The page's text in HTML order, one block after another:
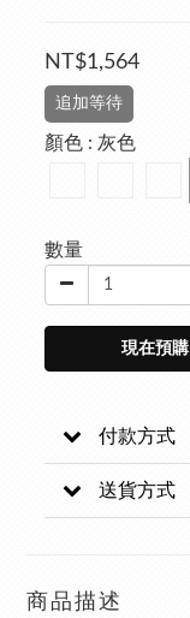
NT$1,564
追加等待
顏色 : 灰色
數量
現在預購
付款方式
送貨方式
商品描述